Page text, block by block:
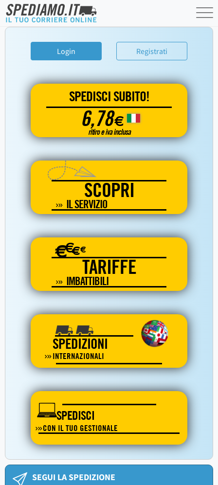
Login Registrati
SPEDISCI SUBITO!
6,78€
ritiro e iva inclusa
SCOPRI
IL SERVIZIO
€€€€
TARIFFE
IMBATTIBILI
SPEDIZIONI
INTERNAZIONALI
SPEDISCI
CON IL TUO GESTIONALE
SEGUI LA SPEDIZIONE